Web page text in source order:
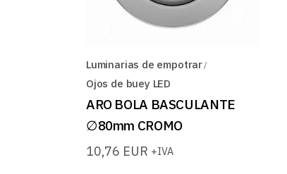
Luminarias de empotrar
Ojos de buey LED
ARO BOLA BASCULANTE
∅80mm CROMO
10,76 EUR +IVA